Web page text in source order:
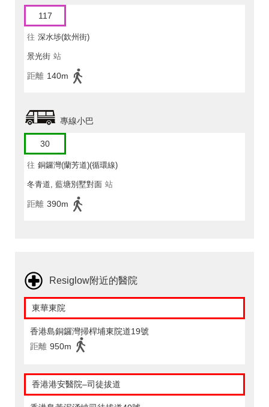
117
往 深水埗(欽州街)
景光街 站
距離 140m
專線小巴
30
往 銅鑼灣(蘭芳道)(循環線)
冬青道, 藍塘別墅對面 站
距離 390m
Resiglow附近的醫院
東華東院
香港島銅鑼灣掃桿埔東院道19號
距離 950m
香港港安醫院–司徒拔道